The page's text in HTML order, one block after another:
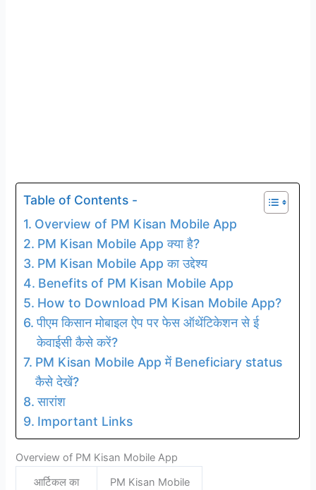
Table of Contents -
Overview of PM Kisan Mobile App
PM Kisan Mobile App क्या है?
PM Kisan Mobile App का उद्देश्य
Benefits of PM Kisan Mobile App
How to Download PM Kisan Mobile App?
पीएम किसान मोबाइल ऐप पर फेस ऑथेंटिकेशन से ई
केवाईसी कैसे करें?
PM Kisan Mobile App में Beneficiary status
कैसे देखें?
सारांश
Important Links
Overview of PM Kisan Mobile App
आर्टिकल का
PM Kisan Mobile